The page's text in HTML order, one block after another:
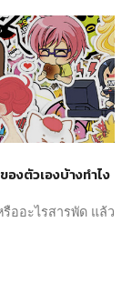
งตัวเองบ้างทำไง
รืออะไรสารพัด แล้ว